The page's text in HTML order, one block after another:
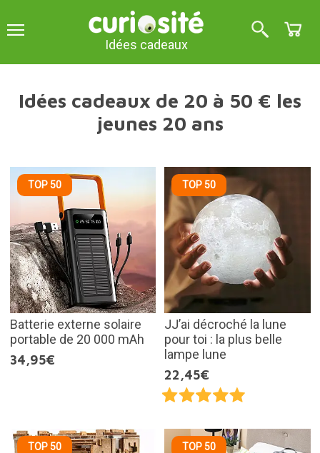
Idées cadeaux
Idées cadeaux de 20 à 50 € les
jeunes 20 ans
TOP 50
Batterie externe solaire
portable de 20 000 mAh
34,95€
TOP 50
JJ’ai décroché la lune
pour toi : la plus belle
lampe lune
22,45€
TOP 50 TOP 50